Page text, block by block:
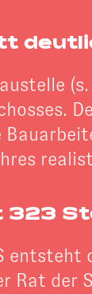
323
Rat der